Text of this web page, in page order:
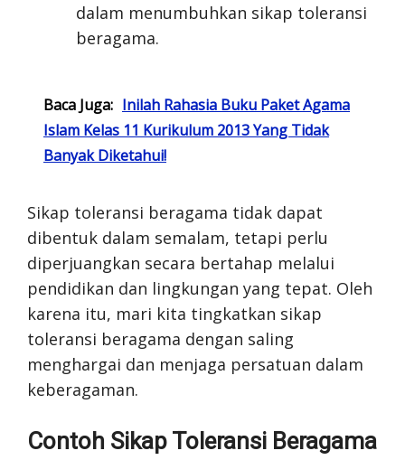
dalam menumbuhkan sikap toleransi
beragama.
Baca Juga: Inilah Rahasia Buku Paket Agama
Islam Kelas 11 Kurikulum 2013 Yang Tidak
Banyak Diketahui!
Sikap toleransi beragama tidak dapat
dibentuk dalam semalam, tetapi perlu
diperjuangkan secara bertahap melalui
pendidikan dan lingkungan yang tepat. Oleh
karena itu, mari kita tingkatkan sikap
toleransi beragama dengan saling
menghargai dan menjaga persatuan dalam
keberagaman.
Contoh Sikap Toleransi Beragama